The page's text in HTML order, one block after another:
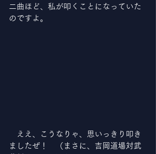
二曲ほど、私が叩くことになっていた
のですよ。
ええ、こうなりゃ、思いっきり叩き
ましたぜ！　（まさに、吉岡道場対武